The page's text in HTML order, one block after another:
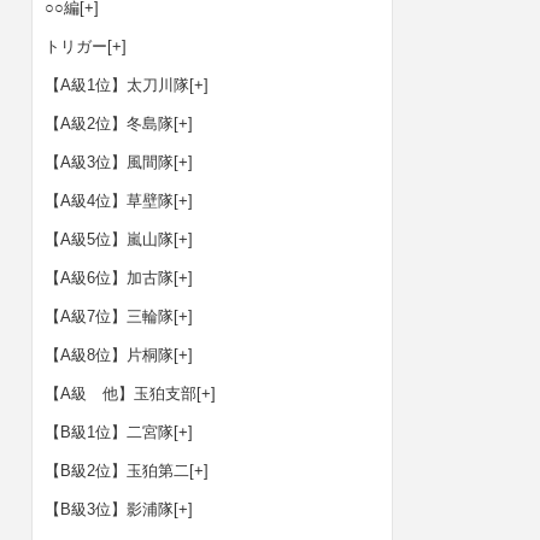
○○編[+]
トリガー [+]
【A級1位】太刀川隊[+]
【A級2位】冬島隊[+]
【A級3位】風間隊[+]
【A級4位】草壁隊[+]
【A級5位】嵐山隊[+]
【A級6位】加古隊[+]
【A級7位】三輪隊[+]
【A級8位】片桐隊[+]
【A級 他】玉狛支部[+]
【B級1位】二宮隊[+]
【B級2位】玉狛第二[+]
【B級3位】影浦隊[+]